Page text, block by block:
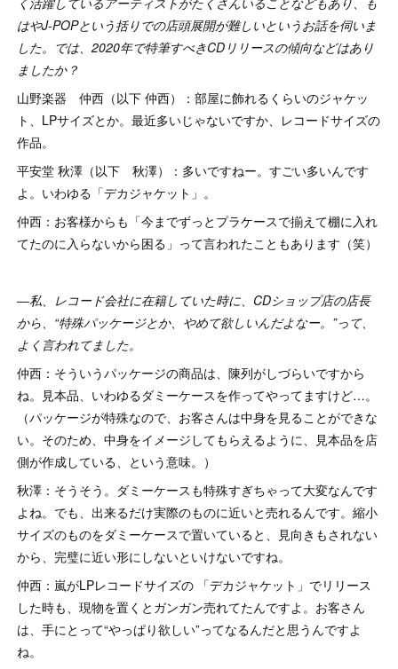
はやJ-POPという括りでの店頭展開が難しいというお話を伺いま
した。では、2020年で特筆すべきCDリリースの傾向などはあり
ましたか？
山野楽器 仲西（以下 仲西）：部屋に飾れるくらいのジャケッ
ト、LPサイズとか。最近多いじゃないですか、レコードサイズの
作品。
平安堂 秋澤（以下 秋澤）：多いですねー。すごい多いんです
よ。いわゆる「デカジャケット」。
仲西：お客様からも「今までずっとプラケースで揃えて棚に入れ
てたのに入らないから困る」って言われたこともあります（笑）
―私、レコード会社に在籍していた時に、CDショップ店の店長
から、“特殊パッケージとか、やめて欲しいんだよなー。”って、
よく言われてました。
仲西：そういうパッケージの商品は、陳列がしづらいですから
ね。見本品、いわゆるダミーケースを作ってやってますけど…。
（パッケージが特殊なので、お客さんは中身を見ることができな
い。そのため、中身をイメージしてもらえるように、見本品を店
側が作成している、という意味。）
秋澤：そうそう。ダミーケースも特殊すぎちゃって大変なんです
よね。でも、出来るだけ実際のものに近いと売れるんです。縮小
サイズのものをダミーケースで置いていると、見向きもされない
から、完璧に近い形にしないといけないですね。
仲西：嵐がLPレコードサイズの 「デカジャケット」でリリース
した時も、現物を置くとガンガン売れてたんですよ。お客さん
は、手にとって“やっぱり欲しい”ってなるんだと思うんですよ
ね。